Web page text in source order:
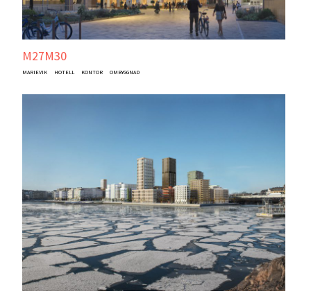
M27M30
MARIEVIK HOTELL KONTOR OMBYGGNAD